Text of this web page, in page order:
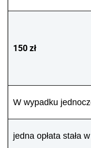
150 zł
W wypadku
jedna opłata stała